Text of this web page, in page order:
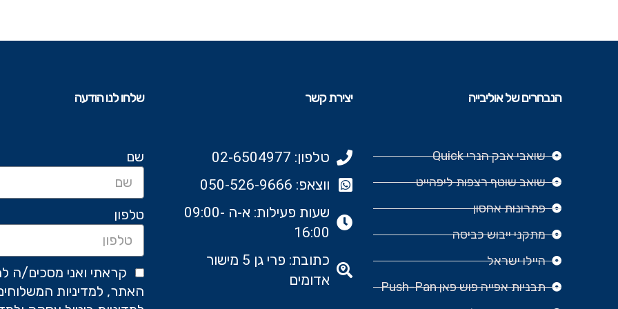
הנבחרים של אוליבייה
שואבי אבק הנרי Quick
שואב שוטף רצפות ליפהייט
פתרונות אחסון
מתקני ייבוש כביסה
היילו ישראל
תבניות אפייה פוש פאן Push-Pan
יצירת קשר
טלפון: 02-6504977
ווצאפ: 050-526-9666‬
שעות פעילות: א-ה 09:00-
16:00
כתובת: פרי גן 5 מישור
אדומים
שלחו לנו הודעה
שם
טלפון
קראתי ואני מסכים/ה
האתר, למדיניות